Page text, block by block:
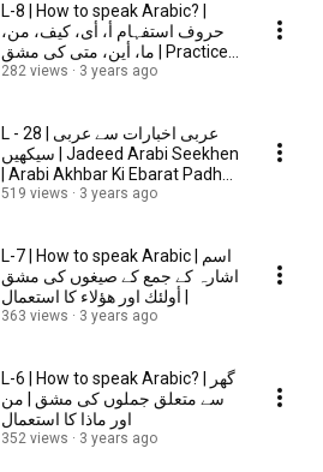
L-8 | How to speak Arabic? |
حروف استفہام أ، أی، کیف، من،
ما، أین، متی کی مشق | Practice
to speak
282 views 3 years ago
L - 28 | عربی اخبارات سے عربی
سیکھیں | Jadeed Arabi Seekhen
| Arabi Akhbar Ki Ebarat Padhna
Seekhen|
519 views 3 years ago
L-7 | How to speak Arabic | اسم
اشارہ کے جمع کے صیغوں کی مشق
| أولئك اور هؤلاء کا استعمال
363 views 3 years ago
L-6 | How to speak Arabic? | گھر
سے متعلق جملوں کی مشق | من
اور ماذا کا استعمال
352 views 3 years ago